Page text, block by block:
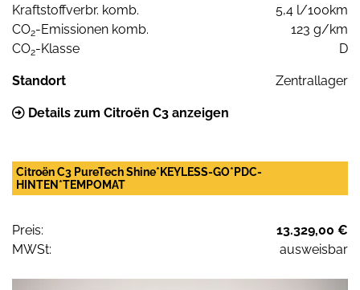
Kraftstoffverbr. komb.
5,4 l/100km
CO2-Emissionen komb.
123 g/km
CO2-Klasse D
Standort Zentrallager
Details zum Citroën C3 anzeigen
Citroën C3 PureTech Shine*KEYLESS-GO*PDC-
HINTEN*TEMPOMAT
Preis:
13.329,00 €
MWSt:
ausweisbar